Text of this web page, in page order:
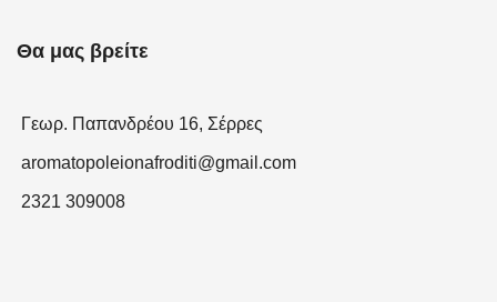
Θα μας βρείτε
Γεωρ. Παπανδρέου 16, Σέρρες
aromatopoleionafroditi@gmail.com
2321 309008